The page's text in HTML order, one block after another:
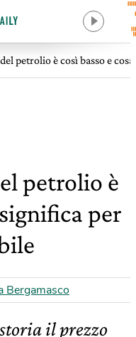
petrolio è così basso e
petrolio è
per
Bergamasco
il prezzo